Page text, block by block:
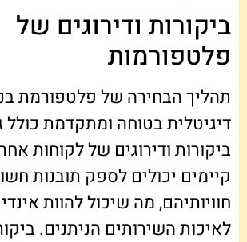
ביקורות ודירוגים של
פלטפורמות
תהליך הבחירה של פלטפורמת
דיגיטלית בטוחה ומתקדמת
ביקורות ודירוגים של לקוחות
קיימים יכולים לספק תובנות
חוויותיהם, מה שיכול להוות
לאיכות השירותים הניתנים.